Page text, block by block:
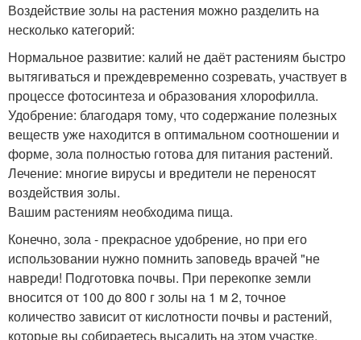
Воздействие золы на растения можно разделить на
несколько категорий:
Нормальное развитие: калий не даёт растениям быстро
вытягиваться и преждевременно созревать, участвует в
процессе фотосинтеза и образования хлорофилла.
Удобрение: благодаря тому, что содержание полезных
веществ уже находится в оптимальном соотношении и
форме, зола полностью готова для питания растений.
Лечение: многие вирусы и вредители не переносят
воздействия золы.
Вашим растениям необходима пища.
Конечно, зола - прекрасное удобрение, но при его
использовании нужно помнить заповедь врачей "не
навреди! Подготовка почвы. При перекопке земли
вносится от 100 до 800 г золы на 1 м 2, точное
количество зависит от кислотности почвы и растений,
которые вы собираетесь высадить на этом участке.